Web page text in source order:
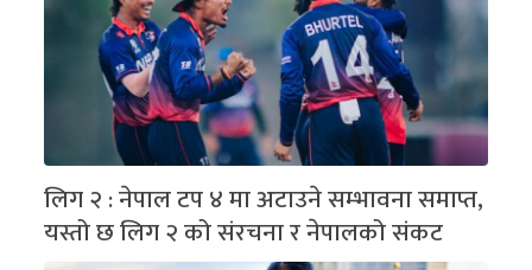
लिग २ : नेपाल टप ४ मा अटाउने सम्भावना समाप्त,
यस्तो छ लिग २ को संरचना र नेपालको संकट